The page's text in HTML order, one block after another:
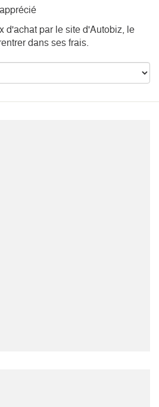
d'achat par le site d'Autobiz, le
dans ses frais.